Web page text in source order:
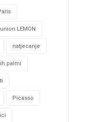
LEMON
natjecanje
palmi
Picasso